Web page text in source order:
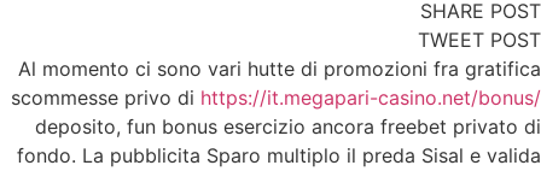
SHARE POST
TWEET POST
Al momento ci sono vari hutte di promozioni fra gratifica
scommesse privo di https://it.megapari-casino.net/bonus/
deposito, fun bonus esercizio ancora freebet privato di
fondo. La pubblicita Sparo multiplo il preda Sisal e valida